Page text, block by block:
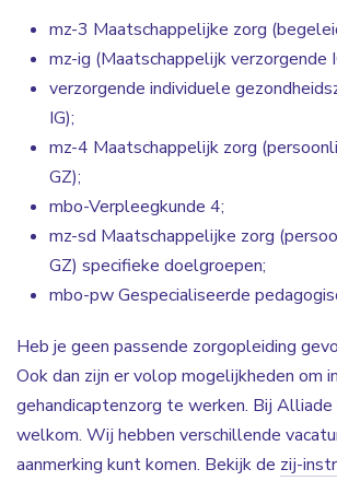
mz-3 Maatschappelijke zorg
mz-ig (Maatschappelijk verzorgende
verzorgende individuele
IG);
mz-4 Maatschappelijk zorg
GZ);
mbo-Verpleegkunde 4;
mz-sd Maatschappelijke zorg
GZ) specifieke doelgroepen;
mbo-pw Gespecialiseerde
Heb je geen passende zorgopleiding
Ook dan zijn er volop mogelijkheden om
gehandicaptenzorg te werken. Bij Alliade
welkom. Wij hebben verschillende
aanmerking kunt komen. Bekijk de zij-